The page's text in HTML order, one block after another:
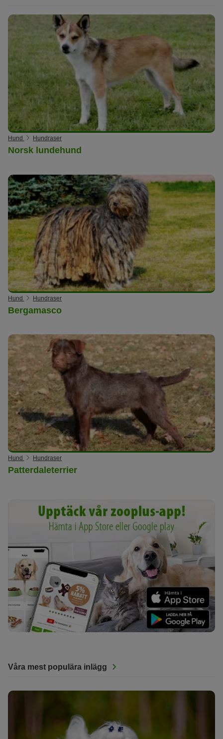
Hund Hundraser
Norsk lundehund
Hund Hundraser
Bergamasco
Hund Hundraser
Patterdaleterrier
Våra mest populära inlägg